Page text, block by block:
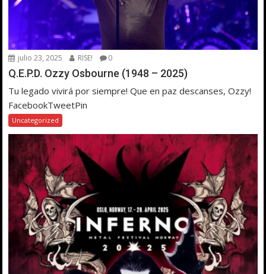
julio 23, 2025 RISE! 0
Q.E.P.D. Ozzy Osbourne (1948 – 2025)
Tu legado vivirá por siempre! Que en paz descanses, Ozzy!
FacebookTweetPin
Uncategorized